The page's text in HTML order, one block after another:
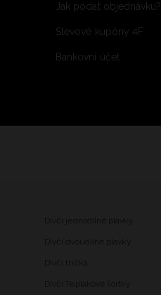
Jak podat objednávku?
Slevové kupóny 4F
Bankovní účet